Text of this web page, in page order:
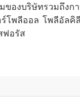
งบริษัทรวมถึงกา
ร์โพลีออล โพลีอัลคิ
ฟอรัส